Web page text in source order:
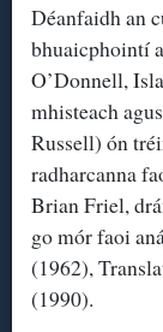
Déanfaidh an
bhuaicphointí
O’Donnell,
mhisteach
Russell) ón
radharcanna
Brian Friel,
go mór faoi
(1962),
(1990).